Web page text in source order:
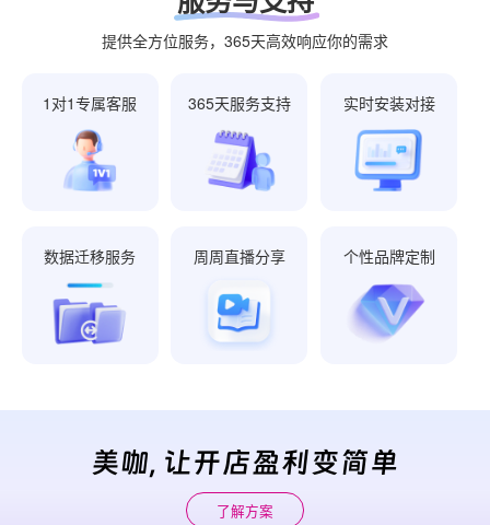
提供全方位服务，365天高效响应你的需求
1对1专属客服 365天服务支持 实时安装对接
数据迁移服务 周周直播分享 个性品牌定制
美咖, 让开店盈利变简单
了解方案